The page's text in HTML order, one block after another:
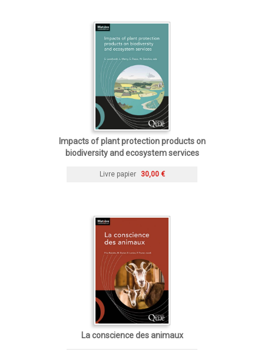
Impacts of plant protection products on
biodiversity and ecosystem services
Livre papier 30,00 €
La conscience des animaux